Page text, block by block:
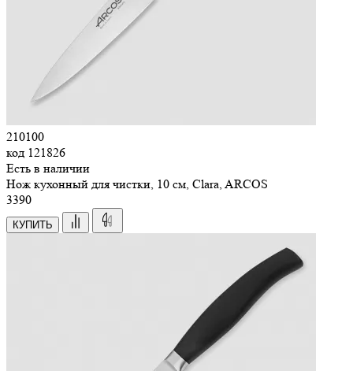
210100
код 121826
Есть в наличии
Нож кухонный для чистки, 10 см, Clara, ARCOS
3390
КУПИТЬ